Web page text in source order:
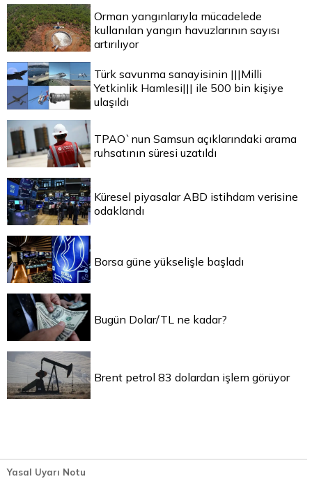
Orman yangınlarıyla mücadelede
kullanılan yangın havuzlarının sayısı
artırılıyor
Türk savunma sanayisinin |||Milli
Yetkinlik Hamlesi||| ile 500 bin kişiye
ulaşıldı
TPAO`nun Samsun açıklarındaki arama
ruhsatının süresi uzatıldı
Küresel piyasalar ABD istihdam verisine
odaklandı
Borsa güne yükselişle başladı
Bugün Dolar/TL ne kadar?
Brent petrol 83 dolardan işlem görüyor
Yasal Uyarı Notu